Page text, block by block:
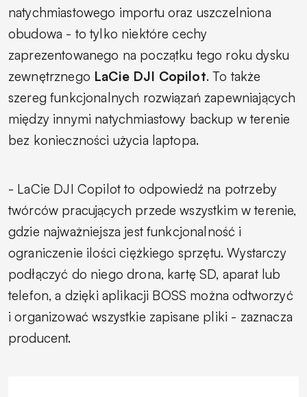
natychmiastowego importu oraz uszczelniona
obudowa - to tylko niektóre cechy
zaprezentowanego na początku tego roku dysku
zewnętrznego LaCie DJI Copilot. To także
szereg funkcjonalnych rozwiązań zapewniających
między innymi natychmiastowy backup w terenie
bez konieczności użycia laptopa.
- LaCie DJI Copilot to odpowiedź na potrzeby
twórców pracujących przede wszystkim w terenie,
gdzie najważniejsza jest funkcjonalność i
ograniczenie ilości ciężkiego sprzętu. Wystarczy
podłączyć do niego drona, kartę SD, aparat lub
telefon, a dzięki aplikacji BOSS można odtworzyć
i organizować wszystkie zapisane pliki - zaznacza
producent.